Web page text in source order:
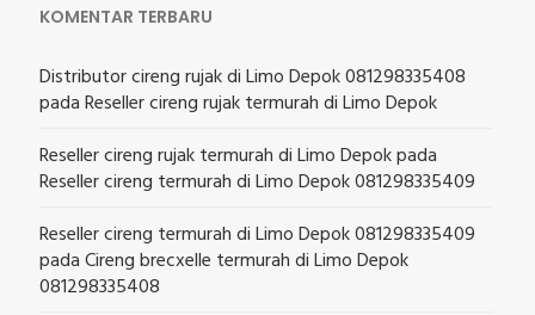
KOMENTAR TERBARU
Distributor cireng rujak di Limo Depok 081298335408
padaReseller cireng rujak termurah di Limo Depok
Reseller cireng rujak termurah di Limo Depokpada
Reseller cireng termurah di Limo Depok 081298335409
Reseller cireng termurah di Limo Depok 081298335409
padaCireng brecxelle termurah di Limo Depok
081298335408